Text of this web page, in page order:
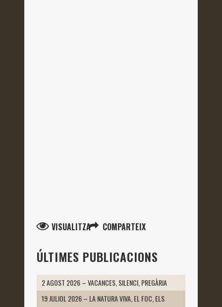
VISUALITZA COMPARTEIX
ÚLTIMES PUBLICACIONS
2 AGOST 2026 – VACANCES, SILENCI, PREGÀRIA
19 JULIOL 2026 – LA NATURA VIVA, EL FOC, ELS